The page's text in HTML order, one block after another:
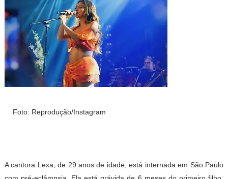
Foto: Reprodução/Instagram
A cantora Lexa, de 29 anos de idade, está internada em São Paulo